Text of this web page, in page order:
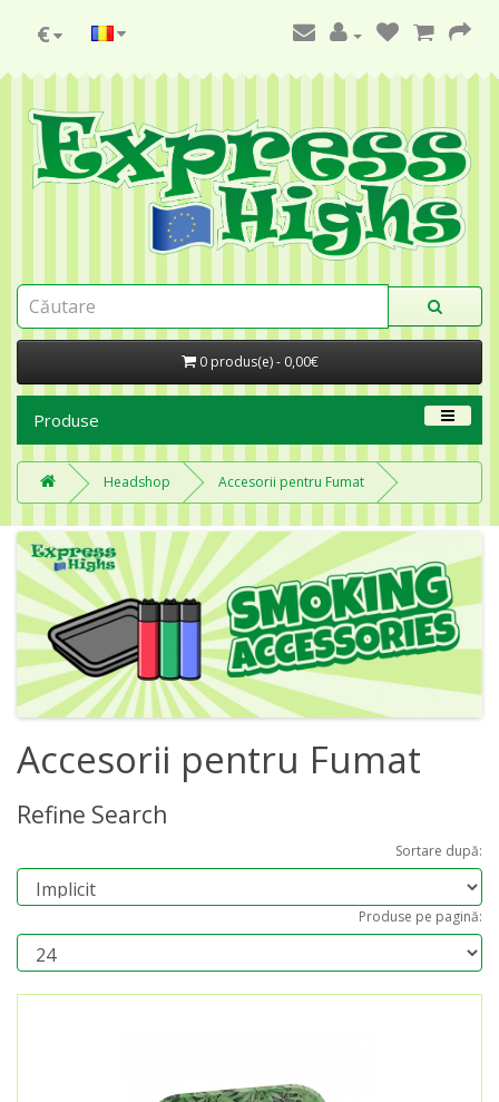
€
0 produs(e) - 0,00€
Produse
Headshop Accesorii pentru Fumat
Accesorii pentru Fumat
Refine Search
Sortare după:
Produse pe pagină: